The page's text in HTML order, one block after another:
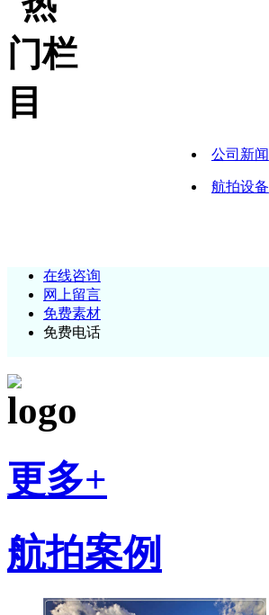
公司新闻
航拍设备
在线咨询
网上留言
免费素材
免费电话
更多+
航拍案例